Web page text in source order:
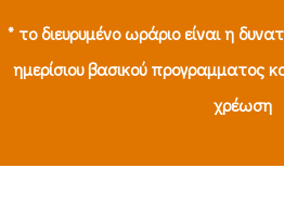
* το διευρυμένο ωράριο είναι η
ημερίσιου βασικού προγραμματος
χρέωση